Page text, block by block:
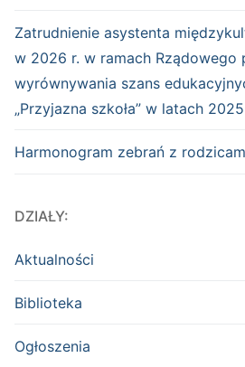
Zatrudnienie asystenta
w 2026 r. w ramach Rządowego
wyrównywania szans
„Przyjazna szkoła” w latach
Harmonogram zebrań z
DZIAŁY:
Aktualności
Biblioteka
Ogłoszenia